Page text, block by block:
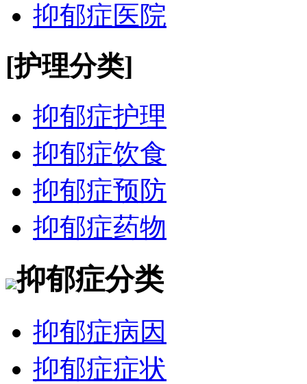
抑郁症医院
[护理分类]
抑郁症护理
抑郁症饮食
抑郁症预防
抑郁症药物
抑郁症分类
抑郁症病因
抑郁症症状